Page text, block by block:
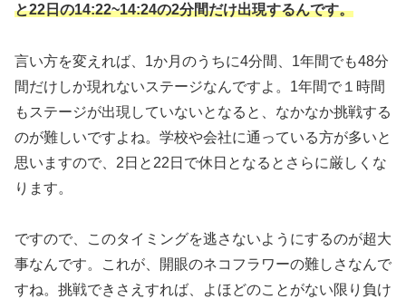
と22日の14:22~14:24の2分間だけ出現するんです。
言い方を変えれば、1か月のうちに4分間、1年間でも48分
間だけしか現れないステージなんですよ。 1年間で１時間
もステージが出現していないとなると、なかなか挑戦する
のが難しいですよね。 学校や会社に通っている方が多いと
思いますので、2日と22日で休日となるとさらに厳しくな
ります。
ですので、このタイミングを逃さないようにするのが超大
事なんです。
これが、開眼のネコフラワーの難しさなんで
すね。 挑戦できさえすれば、よほどのことがない限り負け